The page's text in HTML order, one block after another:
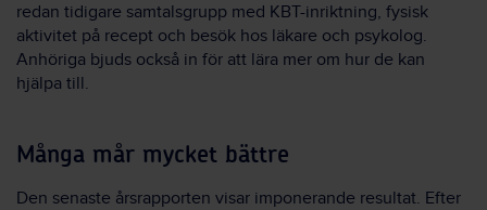
redan tidigare samtalsgrupp med KBT-inriktning, fysisk
aktivitet på recept och besök hos läkare och psykolog.
Anhöriga bjuds också in för att lära mer om hur de kan
hjälpa till.
Många mår mycket bättre
Den senaste årsrapporten visar imponerande resultat. Efter